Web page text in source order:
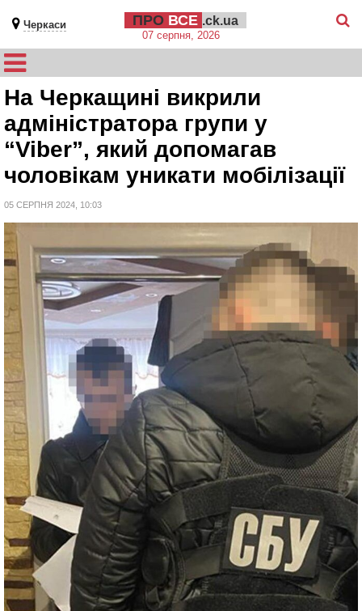
Черкаси ПРО ВСЕ .ck.ua
07 серпня, 2026
На Черкащині викрили
адміністратора групи у
“Viber”, який допомагав
чоловікам уникати мобілізації
05 СЕРПНЯ 2024, 10:03